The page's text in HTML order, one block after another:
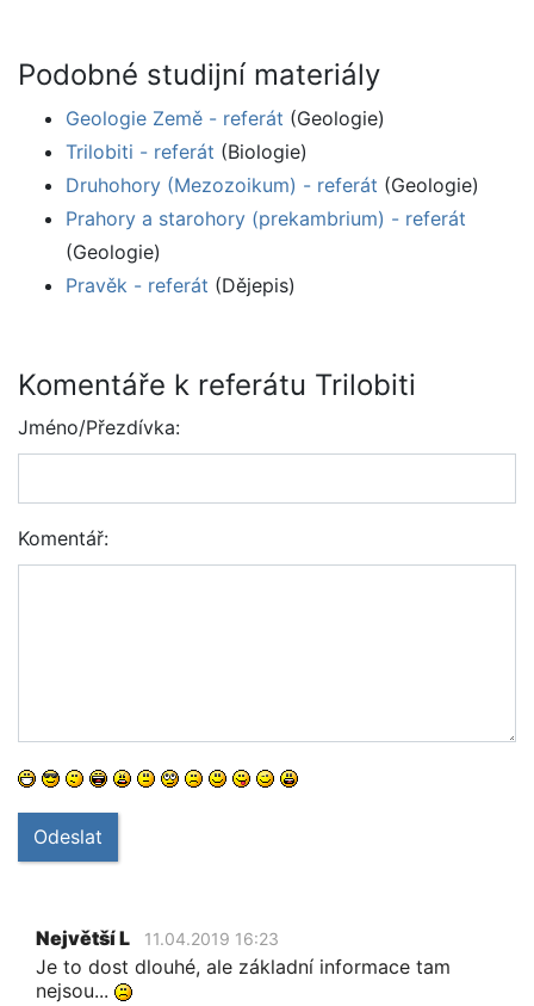
Podobné studijní materiály
Geologie Země - referát (Geologie)
Trilobiti - referát (Biologie)
Druhohory (Mezozoikum) - referát (Geologie)
Prahory a starohory (prekambrium) - referát
(Geologie)
Pravěk - referát (Dějepis)
Komentáře k referátu Trilobiti
Jméno/Přezdívka:
Komentář:
Odeslat
Největší L 11.04.2019 16:23
Je to dost dlouhé, ale základní informace tam
nejsou...